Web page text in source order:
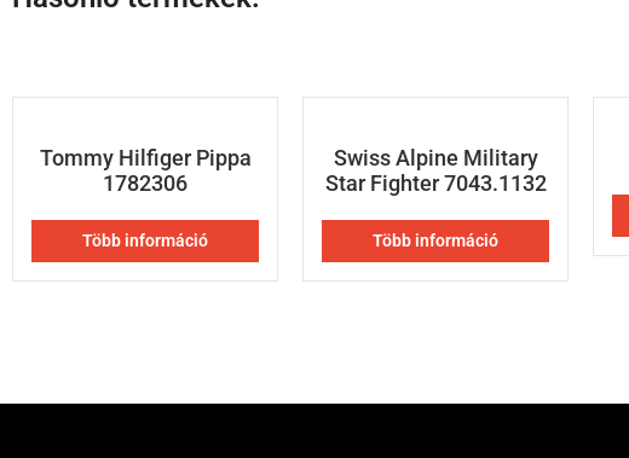
Tommy Hilfiger Pippa
1782306
Több információ
Swiss Alpine Military
Star Fighter 7043.1132
Több információ